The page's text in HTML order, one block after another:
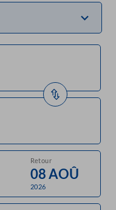
Retour
2026